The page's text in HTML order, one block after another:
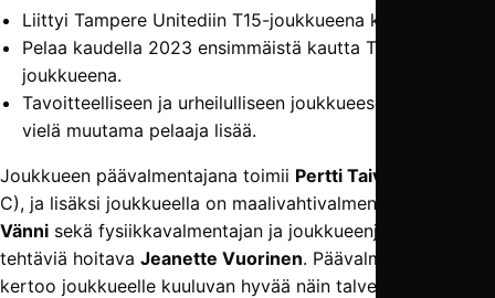
Liittyi Tampere Unitediin T15-joukkueena kaudeksi 2021.
Pelaa kaudella 2023 ensimmäistä kautta T18-
joukkueena.
Tavoitteelliseen ja urheilulliseen joukkueeseen mahtuu
vielä muutama pelaaja lisää.
Joukkueen päävalmentajana toimii Pertti Taivassalo
C), ja lisäksi joukkueella on maalivahtivalmentajana
Vänni sekä fysiikkavalmentajan ja joukkueenjohtajan
tehtäviä hoitava Jeanette Vuorinen. Päävalmentaja
kertoo joukkueelle kuuluvan hyvää näin talven keskellä, ja